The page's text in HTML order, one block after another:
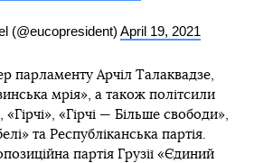
(@eucopresident) April 19, 2021
парламенту Арчіл Талаквадзе,
мрія», а також політсили
«Гірчі — Більше свободи»,
та Республіканська партія.
партія Грузії «Єдиний